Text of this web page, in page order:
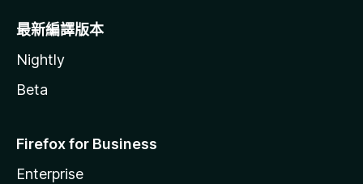
最新編譯版本
Nightly
Beta
Firefox for Business
Enterprise